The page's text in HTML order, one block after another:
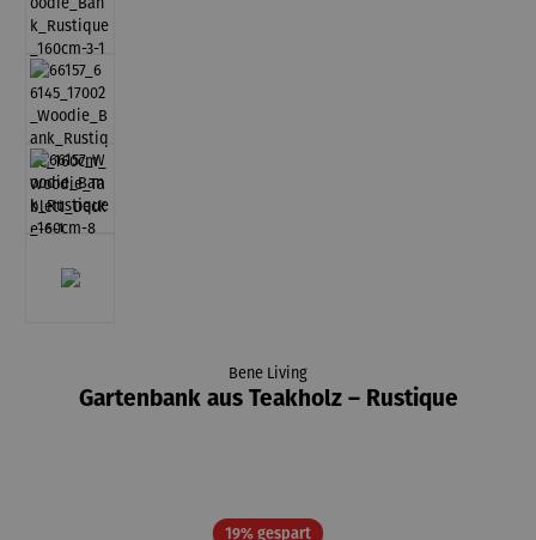
Bene Living
Gartenbank aus Teakholz – Rustique
19% gespartRabatt